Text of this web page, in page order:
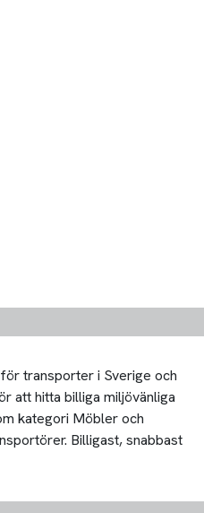
transporter i Sverige och
att hitta billiga miljövänliga
kategori Möbler och
Billigast, snabbast